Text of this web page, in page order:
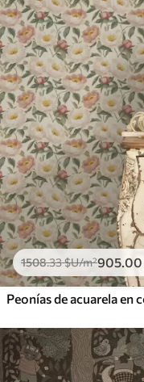
1508.33$U/m²905.00